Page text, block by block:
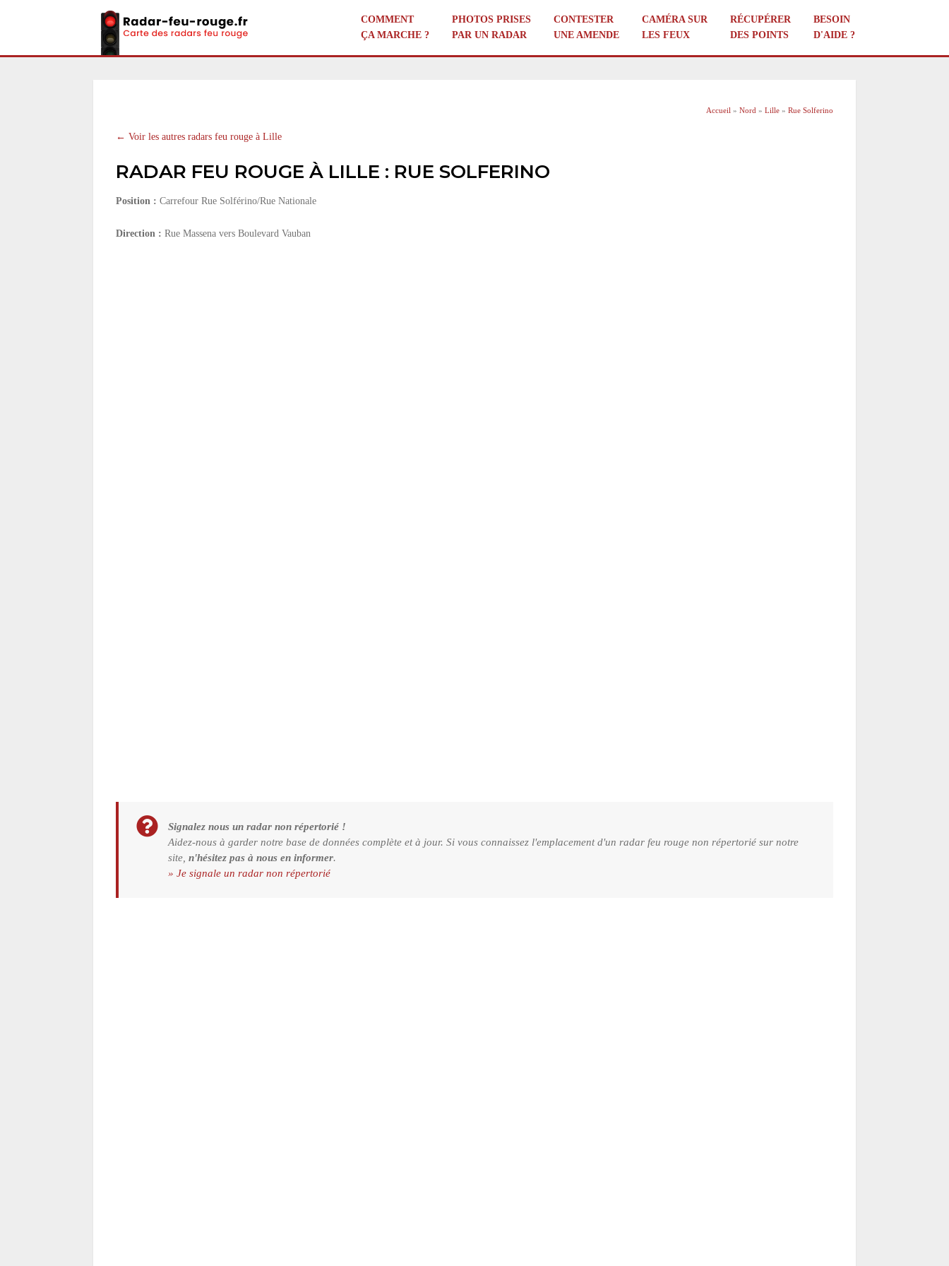
COMMENT
ÇA MARCHE ?
PHOTOS PRISES
PAR UN RADAR
CONTESTER
UNE AMENDE
CAMÉRA SUR
LES FEUX
RÉCUPÉRER
DES POINTS
BESOIN
D'AIDE ?
Accueil » Nord » Lille » Rue Solferino
← Voir les autres radars feu rouge à Lille
RADAR FEU ROUGE À LILLE : RUE SOLFERINO
Position : Carrefour Rue Solférino/Rue Nationale
Direction : Rue Massena vers Boulevard Vauban
Signalez nous un radar non répertorié !
Aidez-nous à garder notre base de données complète et à jour. Si vous connaissez l'emplacement d'un radar feu rouge non répertorié sur notre
site, n'hésitez pas à nous en informer.
» Je signale un radar non répertorié